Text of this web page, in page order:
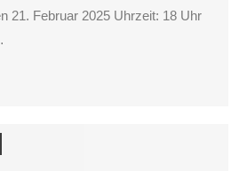
21. Februar 2025 Uhrzeit: 18 Uhr